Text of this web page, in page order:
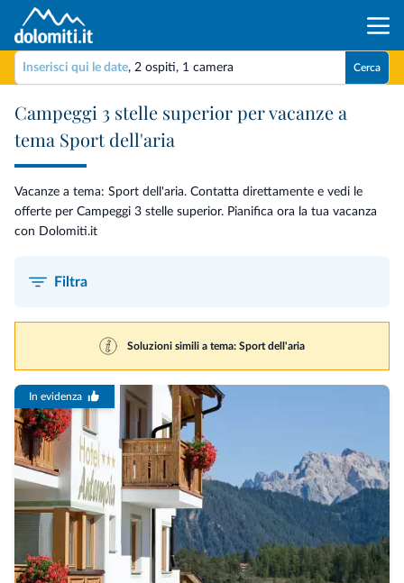
Inserisci qui le date, 2 ospiti, 1 camera Cerca
Campeggi 3 stelle superior per vacanze a
tema Sport dell'aria
Vacanze a tema: Sport dell'aria. Contatta direttamente e vedi le
offerte per Campeggi 3 stelle superior. Pianifica ora la tua vacanza
con Dolomiti.it
Filtra
Soluzioni simili a tema: Sport dell'aria
In evidenza